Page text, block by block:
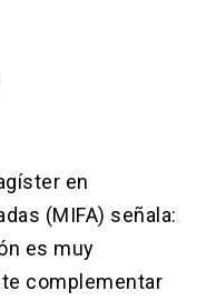
en
(MIFA) señala:
es muy
complementar